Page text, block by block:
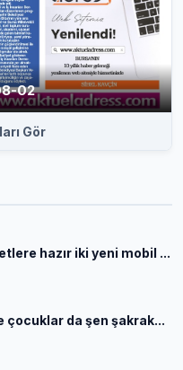
02
Gör
hazır iki yeni mobil ...
da şen şakrak...